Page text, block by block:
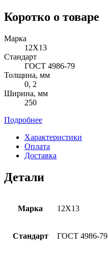
Коротко о товаре
Марка
12Х13
Стандарт
ГОСТ 4986-79
Толщина, мм
0, 2
Ширина, мм
250
Подробнее
Характеристики
Оплата
Доставка
Детали
Марка 12Х13
Стандарт ГОСТ 4986-79